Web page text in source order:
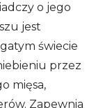
o jego
jest
świecie
przez
mięsa,
Zapewnia